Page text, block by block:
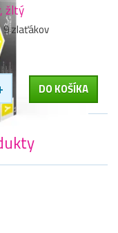
žltý
9 zlaťákov
DO KOŠÍKA